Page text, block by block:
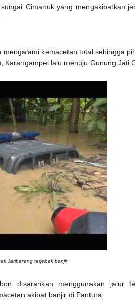
Cimanuk yang mengakibatkan
kemacetan total sehingga
lalu menuju Gunung Jati
Jatibarang terjebak banjir
disarankan menggunakan jalur
akibat banjir di Pantura.